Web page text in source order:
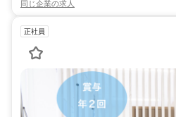
同じ企業の求人
正社員